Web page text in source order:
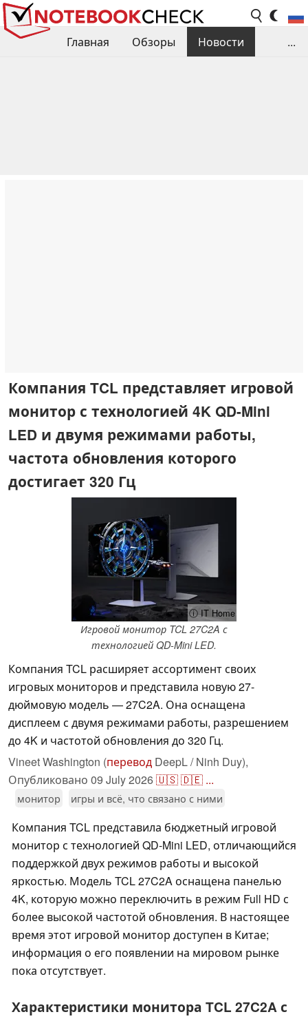
Главная Обзоры
Новости
...
Компания TCL представляет игровой
монитор с технологией 4K QD-Mini
LED и двумя режимами работы,
частота обновления которого
достигает 320 Гц
ⓘ IT Home
Игровой монитор TCL 27C2A с
технологией QD-Mini LED.
Компания TCL расширяет ассортимент своих
игровых мониторов и представила новую 27-
дюймовую модель — 27C2A. Она оснащена
дисплеем с двумя режимами работы, разрешением
до 4K и частотой обновления до 320 Гц.
Vineet Washington (перевод DeepL / Ninh Duy),
Опубликовано 09 July 2026🇺🇸🇩🇪 ...
монитор игры и всё, что связано с ними
Компания TCL представила бюджетный игровой
монитор с технологией QD-Mini LED, отличающийся
поддержкой двух режимов работы и высокой
яркостью. Модель TCL 27C2A оснащена панелью
4K, которую можно переключить в режим Full HD с
более высокой частотой обновления. В настоящее
время этот игровой монитор доступен в Китае;
информация о его появлении на мировом рынке
пока отсутствует.
Характеристики монитора TCL 27C2A с